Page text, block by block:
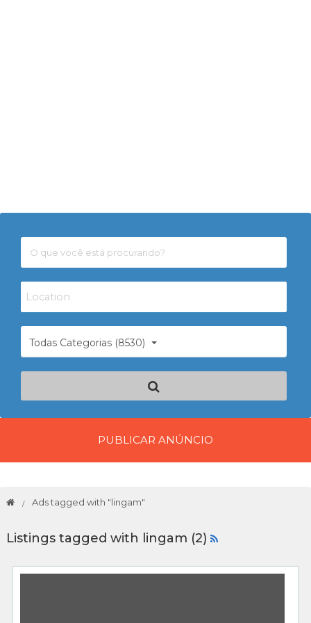
Todas Categorias (8530)
PUBLICAR ANÚNCIO
Ads tagged with "lingam"
Listings tagged with lingam (2)